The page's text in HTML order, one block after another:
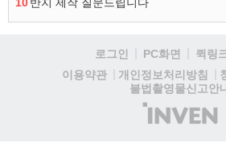
로그인 PC화면 퀵링
이용약관
개인정보처리방침
불법촬영물신고안
(주)
인